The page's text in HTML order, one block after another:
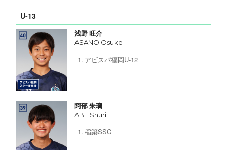
U-13
浅野 旺介
ASANO Osuke
アビスパ福岡U-12
阿部 朱璃
ABE Shuri
稲築SSC